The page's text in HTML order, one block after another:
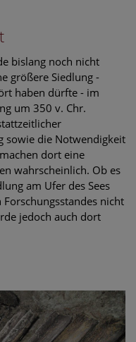
bislang noch nicht
größere Siedlung -
haben dürfte - im
um 350 v. Chr.
sowie die Notwendigkeit
dort eine
wahrscheinlich. Ob es
am Ufer des Sees
nicht
jedoch auch dort